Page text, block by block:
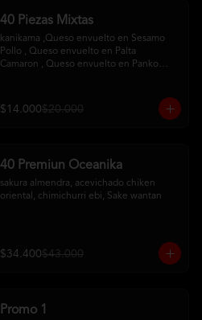
40 Piezas Mixtas
kanikama ,Queso envuelto en Sesamo
Pollo , Queso envuelto en Palta
Camaron , Queso envuelto en Panko
$14.000$20.000
40 Premiun Oceanika
sakura almendra, acevichado chiken
oriental, chimichurri ebi, Sake wantan
$34.400$43.000
Promo 1